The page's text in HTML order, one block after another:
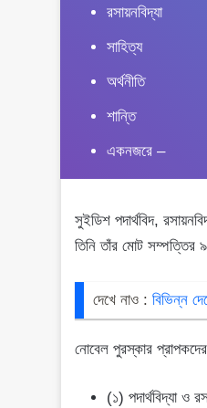
রসায়নবিদ্যা
সাহিত্য
অর্থনীতি
শান্তি
একনজরে –
সুইডিশ পদার্থবিদ,
তিনি তাঁর মোট সম্পত্তির
দেখে নাও : বিভিন্ন
নোবেল পুরস্কার
(১) পদার্থবিদ্যা ও